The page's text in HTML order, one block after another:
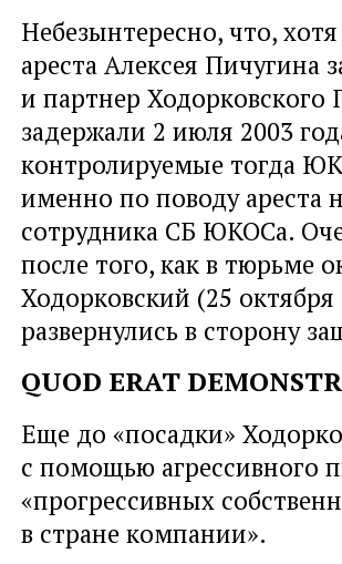
Небезынтересно, что,
ареста Алексея Пичугина
и партнер Ходорковского
задержали 2 июля 2003
контролируемые тогда
именно по поводу ареста
сотрудника СБ ЮКОСа.
после того, как в тюрьме
Ходорковский (25
развернулись в сторону
QUOD ERAT
Еще до «посадки»
с помощью агрессивного
«прогрессивных
в стране компании».